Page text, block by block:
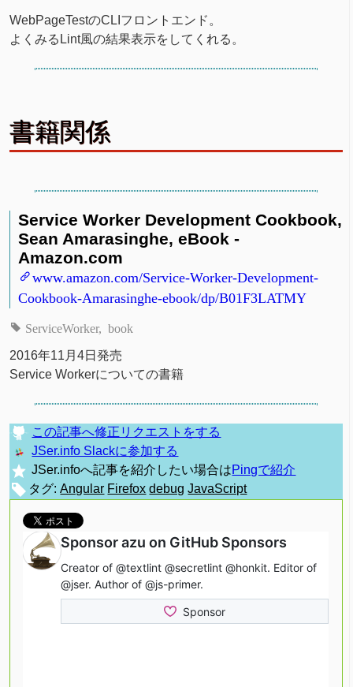
WebPageTestのCLIフロントエンド。
よくみるLint風の結果表示をしてくれる。
書籍関係
Service Worker Development Cookbook,
Sean Amarasinghe, eBook -
Amazon.com
www.amazon.com/Service-Worker-Development-
Cookbook-Amarasinghe-ebook/dp/B01F3LATMY
ServiceWorker book
2016年11月4日発売
Service Workerについての書籍
この記事へ修正リクエストをする
JSer.info Slackに参加する
JSer.infoへ記事を紹介したい場合はPingで紹介
タグ: Angular Firefox debug JavaScript